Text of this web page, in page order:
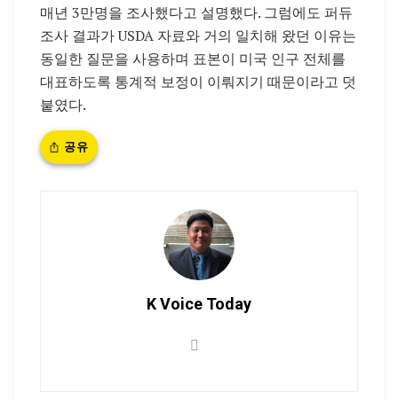
매년 3만명을 조사했다고 설명했다. 그럼에도 퍼듀
조사 결과가 USDA 자료와 거의 일치해 왔던 이유는
동일한 질문을 사용하며 표본이 미국 인구 전체를
대표하도록 통계적 보정이 이뤄지기 때문이라고 덧
붙였다.
공유
K Voice Today